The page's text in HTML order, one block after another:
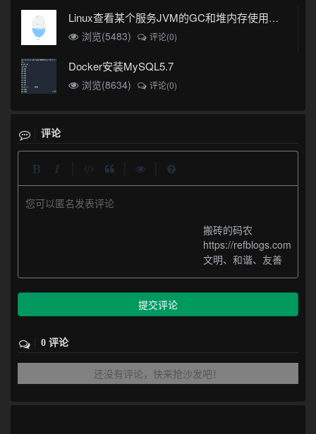
Linux查看某个服务JVM的GC和堆内存使用情况
浏览(5483)
评论(0)
Docker安装MySQL5.7
浏览(8634) 评论(0)
评论
您可以匿名发表评论
搬砖的码农
https://refblogs.com
文明、和谐、友善
提交评论
0 评论
还没有评论，快来抢沙发吧！